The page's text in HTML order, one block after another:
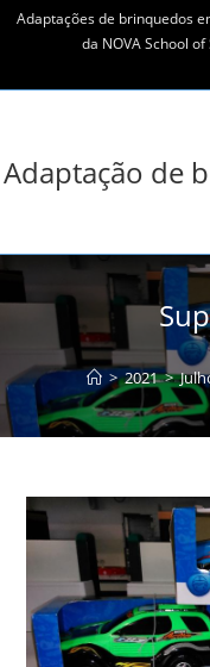
SkipAdaptações de brinquedos
da NOVA School
Adaptação de
> 2021 >